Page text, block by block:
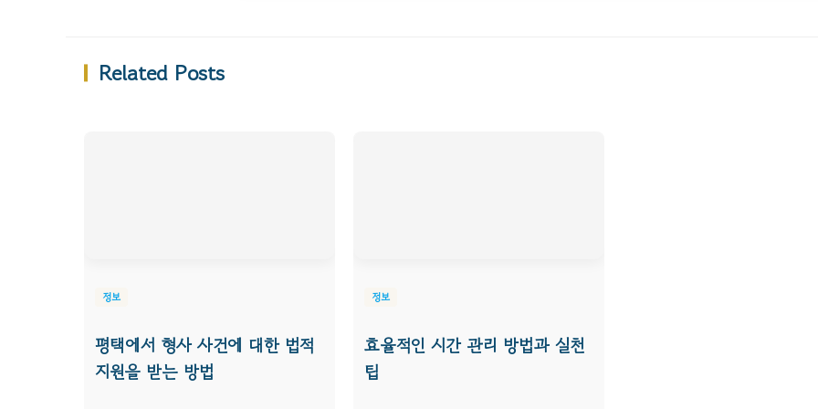
Related Posts
정보
평택에서 형사 사건에 대한 법적
지원을 받는 방법
정보
효율적인 시간 관리 방법과 실천
팁